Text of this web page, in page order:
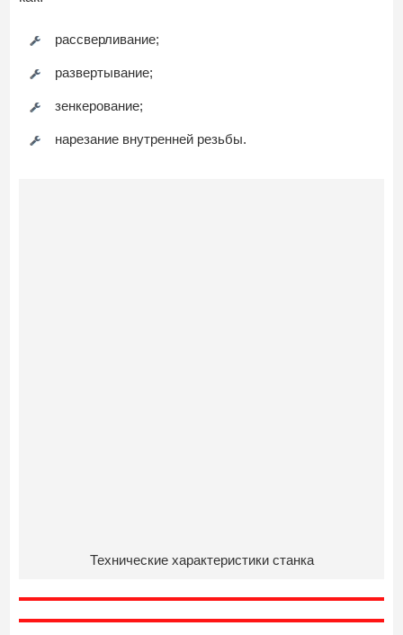
рассверливание;
развертывание;
зенкерование;
нарезание внутренней резьбы.
Технические характеристики станка